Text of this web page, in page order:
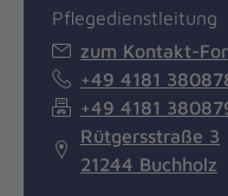
Pflegedienstleitung
zum Kontakt-
+49 4181
+49 4181
Rütgersstraße 3
21244 Buchholz